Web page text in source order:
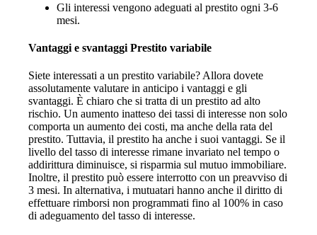
Gli interessi vengono adeguati al prestito ogni 3-6
mesi.
Vantaggi e svantaggi Prestito variabile
Siete interessati a un prestito variabile? Allora dovete
assolutamente valutare in anticipo i vantaggi e gli
svantaggi. È chiaro che si tratta di un prestito ad alto
rischio. Un aumento inatteso dei tassi di interesse non solo
comporta un aumento dei costi, ma anche della rata del
prestito. Tuttavia, il prestito ha anche i suoi vantaggi. Se il
livello del tasso di interesse rimane invariato nel tempo o
addirittura diminuisce, si risparmia sul mutuo immobiliare.
Inoltre, il prestito può essere interrotto con un preavviso di
3 mesi. In alternativa, i mutuatari hanno anche il diritto di
effettuare rimborsi non programmati fino al 100% in caso
di adeguamento del tasso di interesse.